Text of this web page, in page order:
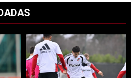
el título "Confirmado: ya se sabe qué
Un artículo de tendencia con el